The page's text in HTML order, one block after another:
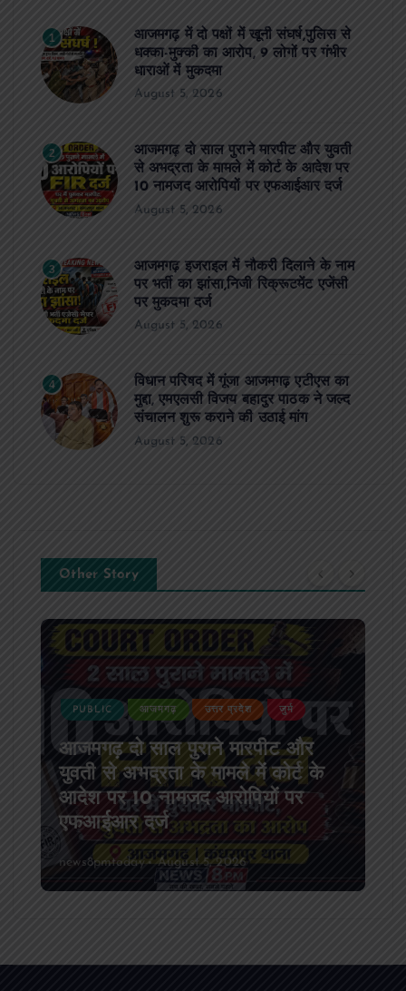
1
आजमगढ़ में दो पक्षों में खूनी संघर्ष,पुलिस से
धक्का-मुक्की का आरोप, 9 लोगों पर गंभीर
धाराओं में मुकदमा
August 5, 2026
2
आजमगढ़ दो साल पुराने मारपीट और युवती
से अभद्रता के मामले में कोर्ट के आदेश पर
10 नामजद आरोपियों पर एफआईआर दर्ज
August 5, 2026
3
आजमगढ़ इजराइल में नौकरी दिलाने के नाम
पर भर्ती का झांसा,निजी रिक्रूटमेंट एजेंसी
पर मुकदमा दर्ज
August 5, 2026
4
विधान परिषद में गूंजा आजमगढ़ एटीएस का
मुद्दा, एमएलसी विजय बहादुर पाठक ने जल्द
संचालन शुरू कराने की उठाई मांग
August 5, 2026
Other Story
PUBLIC आजमगढ़ उत्तर प्रदेश जुर्म
आजमगढ़ दो साल पुराने मारपीट और
युवती से अभद्रता के मामले में कोर्ट के
आदेश पर 10 नामजद आरोपियों पर
एफआईआर दर्ज
news8pmtoday August 5, 2026